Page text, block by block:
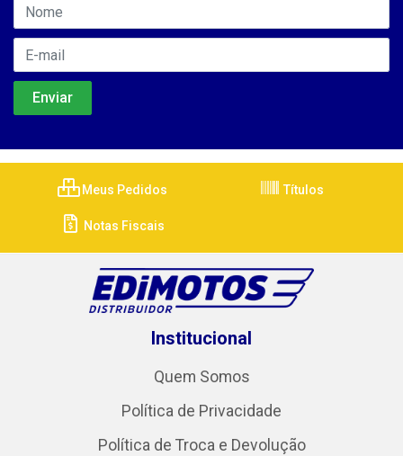
Meus Pedidos Títulos
Notas Fiscais
Institucional
Quem Somos
Política de Privacidade
Política de Troca e Devolução